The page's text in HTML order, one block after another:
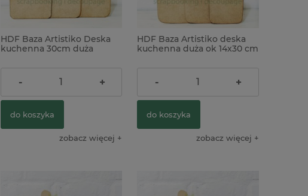
HDF Baza Artistiko Deska
kuchenna 30cm duża
6,90 zł
- +
do koszyka
zobacz więcej
HDF Baza Artistiko deska
kuchenna duża ok 14x30 cm
6,90 zł
- +
do koszyka
zobacz więcej